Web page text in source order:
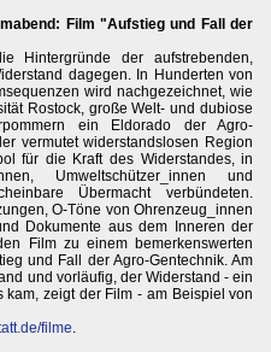
Film "Aufstieg und Fall der
Hintergründe der aufstrebenden,
dagegen. In Hunderten von
wird nachgezeichnet, wie
Rostock, große Welt- und dubiose
ein Eldorado der Agro-
vermutet widerstandslosen Region
für die Kraft des Widerstandes, in
Umweltschützer_innen und
Übermacht verbündeten.
O-Töne von Ohrenzeug_innen
Dokumente aus dem Inneren der
Film zu einem bemerkenswerten
und Fall der Agro-Gentechnik. Am
und vorläufig, der Widerstand - ein
zeigt der Film - am Beispiel von
filme.